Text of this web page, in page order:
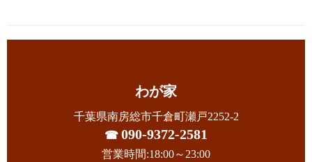
わが家
千葉県南房総市千倉町瀬戸2252-2
☎ 090-9372-2581
営業時間:18:00～23:00